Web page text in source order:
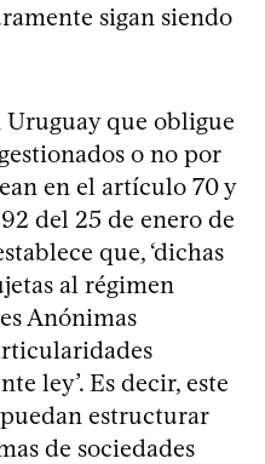
sigan siendo
que obligue
o no por
en el artículo 70 y
del 25 de enero de
que, ‘dichas
al régimen
Anónimas
ley’. Es decir, este
estructurar
de sociedades